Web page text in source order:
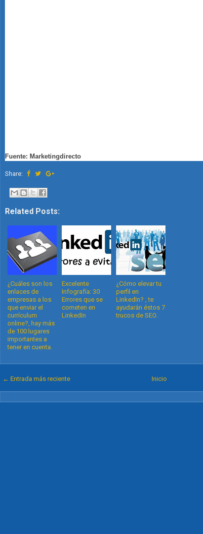
Fuente: Marketingdirecto
Share:
Related Posts:
¿Cuáles son los
enlaces de
empresas a los
que enviar el
currículum
online?, hay más
de 100 lugares
importantes a
tener en cuenta.
Excelente
Infografía: 30
Errores que se
cometen en
LinkedIn
¿Cómo elevar tu
perfil en
LinkedIn? , te
ayudarán éstos 7
trucos de SEO.
← Entrada más reciente Inicio